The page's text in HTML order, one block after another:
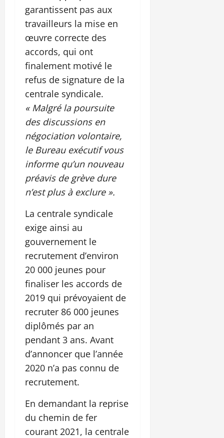
garantissent pas aux
travailleurs la mise en
œuvre correcte des
accords, qui ont
finalement motivé le
refus de signature de la
centrale syndicale.
« Malgré la poursuite
des discussions en
négociation volontaire,
le Bureau exécutif vous
informe qu’un nouveau
préavis de grève dure
n’est plus à exclure ».
La centrale syndicale
exige ainsi au
gouvernement le
recrutement d’environ
20 000 jeunes pour
finaliser les accords de
2019 qui prévoyaient de
recruter 86 000 jeunes
diplômés par an
pendant 3 ans. Avant
d’annoncer que l’année
2020 n’a pas connu de
recrutement.
En demandant la reprise
du chemin de fer
courant 2021, la centrale